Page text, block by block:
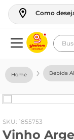
Como
Bebida
: 1855753
Vinho
geladeira
fogao
café